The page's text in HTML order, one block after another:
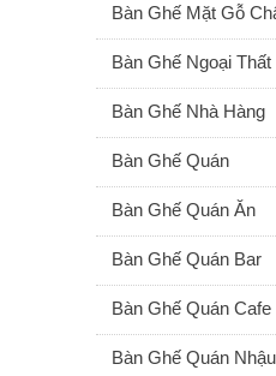
Bàn Ghế Mặt Gỗ
Bàn Ghế Ngoại Thất
Bàn Ghế Nhà Hàng
Bàn Ghế Quán
Bàn Ghế Quán Ăn
Bàn Ghế Quán Bar
Bàn Ghế Quán Cafe
Bàn Ghế Quán Nhậu